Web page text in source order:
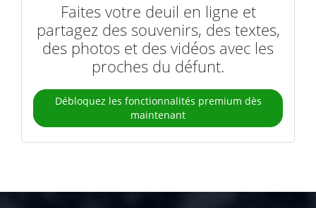
Faites votre deuil en ligne et
partagez des souvenirs, des textes,
des photos et des vidéos avec les
proches du défunt.
Débloquez les fonctionnalités premium dès
maintenant